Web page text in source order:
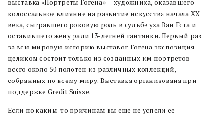
выставка «Портреты Гогена» — художника, оказавшего
колоссальное влияние на развитие искусства начала XX
века, сыгравшего роковую роль в судьбе уха Ван Гога и
оставившего жену ради 13-летней таитянки. Первый раз
за всю мировую историю выставок Гогена экспозиция
целиком состоит только из созданных им портретов —
всего около 50 полотен из различных коллекций,
собранных по всему миру. Выставка организована при
поддержке Gredit Suisse.
Если по каким-то причинам вы еще не успели ее